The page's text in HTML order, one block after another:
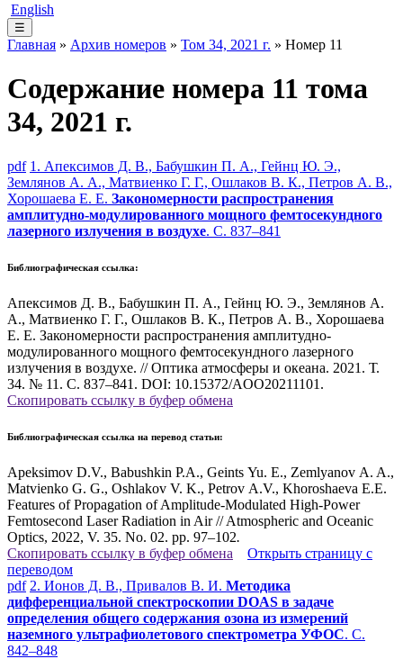
English
☰
Главная » Архив номеров » Том 34, 2021 г. » Номер 11
Содержание номера 11 тома
34, 2021 г.
pdf 1. Апексимов Д. В., Бабушкин П. А., Гейнц Ю. Э.,
Землянов А. А., Матвиенко Г. Г., Ошлаков В. К., Петров А. В.,
Хорошаева Е. Е. Закономерности распространения
амплитудно-модулированного мощного фемтосекундного
лазерного излучения в воздухе. С. 837–841
Библиографическая ссылка:
Апексимов Д. В., Бабушкин П. А., Гейнц Ю. Э., Землянов А.
А., Матвиенко Г. Г., Ошлаков В. К., Петров А. В., Хорошаева
Е. Е. Закономерности распространения амплитудно-
модулированного мощного фемтосекундного лазерного
излучения в воздухе. // Оптика атмосферы и океана. 2021. Т.
34. № 11. С. 837–841. DOI: 10.15372/AOO20211101.
Скопировать ссылку в буфер обмена
Библиографическая ссылка на перевод статьи:
Apeksimov D.V., Babushkin P.A., Geints Yu. E., Zemlyanov A. A.,
Matvienko G. G., Oshlakov V. K., Petrov A.V., Khoroshaeva E.E.
Features of Propagation of Amplitude-Modulated High-Power
Femtosecond Laser Radiation in Air // Atmospheric and Oceanic
Optics, 2022, V. 35. No. 02. pp. 97–102.
Скопировать ссылку в буфер обмена
Открыть страницу с
переводом
pdf 2. Ионов Д. В., Привалов В. И. Методика
дифференциальной спектроскопии DOAS в задаче
определения общего содержания озона из измерений
наземного ультрафиолетового спектрометра УФОС. С.
842–848